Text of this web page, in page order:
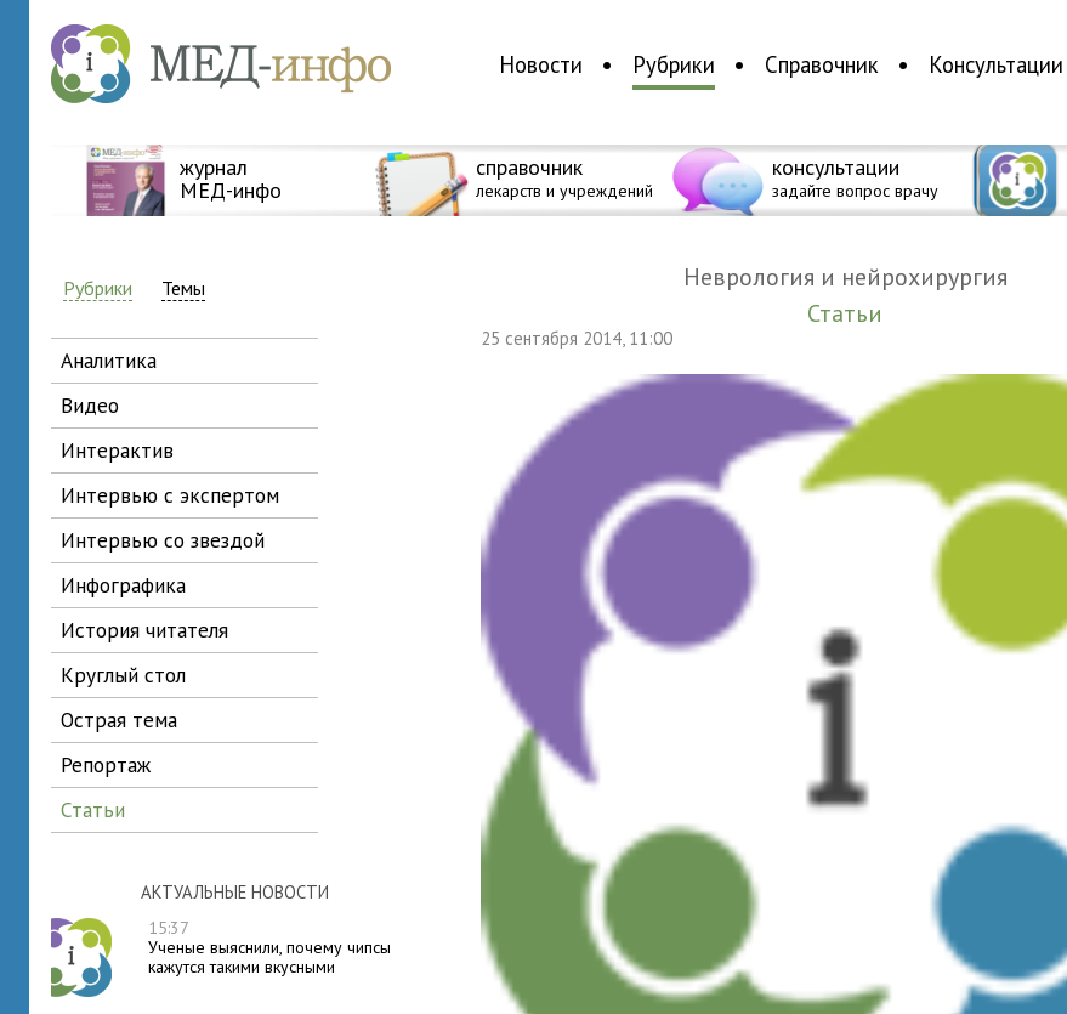
Новости Рубрики Справочник Консультации
журнал
МЕД-инфо
справочник
лекарств и учреждений
консультации
задайте вопрос врачу
Рубрики Темы
аналитика
видео
интерактив
интервью с экспертом
интервью со звездой
инфографика
история читателя
круглый стол
острая тема
репортаж
статьи
АКТУАЛЬНЫЕ НОВОСТИ
15:37
Ученые выяснили, почему чипсы
кажутся такими вкусными
Неврология и нейрохирургия
Статьи
25 сентября 2014, 11:00